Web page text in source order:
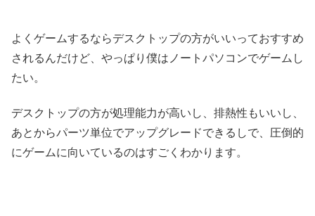
よくゲームするならデスクトップの方がいいっておすすめ
されるんだけど、やっぱり僕はノートパソコンでゲームし
たい。
デスクトップの方が処理能力が高いし、排熱性もいいし、
あとからパーツ単位でアップグレードできるしで、圧倒的
にゲームに向いているのはすごくわかります。